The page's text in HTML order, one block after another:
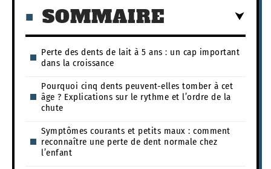
SOMMAIRE
Perte des dents de lait à 5 ans : un cap important
dans la croissance
Pourquoi cinq dents peuvent-elles tomber à cet
âge ? Explications sur le rythme et l’ordre de la
chute
Symptômes courants et petits maux : comment
reconnaître une perte de dent normale chez
l’enfant